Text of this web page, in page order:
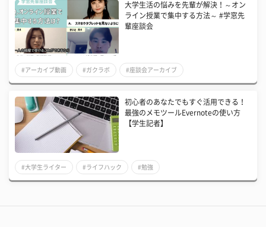
大学生活の悩みを先輩が解決！～オン
ライン授業で集中する方法～​​ #学窓先
輩座談会
#アーカイブ動画 #ガクラボ #座談会アーカイブ
初心者のあなたでもすぐ活用できる！
最強のメモツールEvernoteの使い方
【学生記者】
#大学生ライター #ライフハック #勉強